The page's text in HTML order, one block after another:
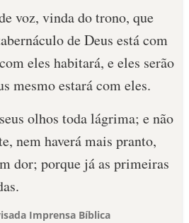
voz, vinda do trono, que
de Deus está com
eles habitará, e eles serão
mesmo estará com eles.
olhos toda lágrima; e não
nem haverá mais pranto,
dor; porque já as primeiras
Imprensa Bíblica